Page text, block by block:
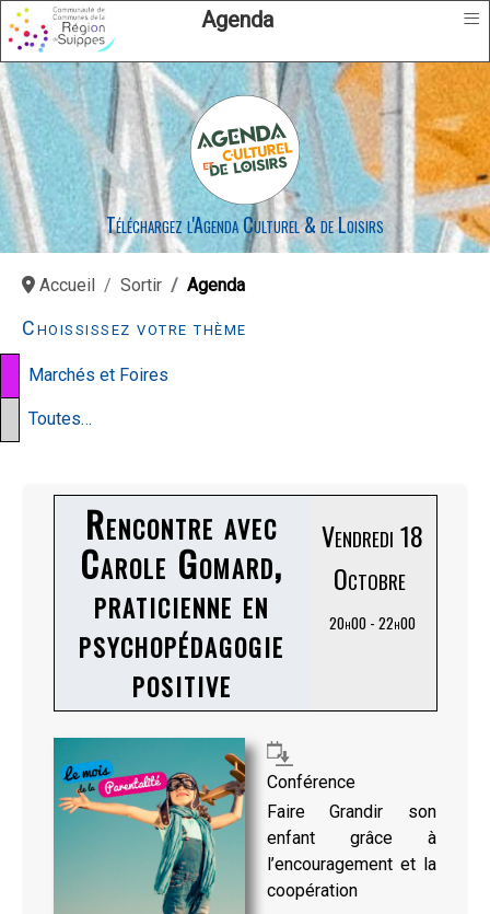
Agenda ≡
Téléchargez l'Agenda Culturel & de Loisirs
Accueil Sortir Agenda
Choississez votre thème
Marchés et Foires
Toutes…
Rencontre avec
Carole Gomard,
praticienne en
psychopédagogie
positive
Vendredi 18
Octobre
20h00 - 22h00
Conférence
Faire Grandir son
enfant grâce à
l’encouragement et la
coopération